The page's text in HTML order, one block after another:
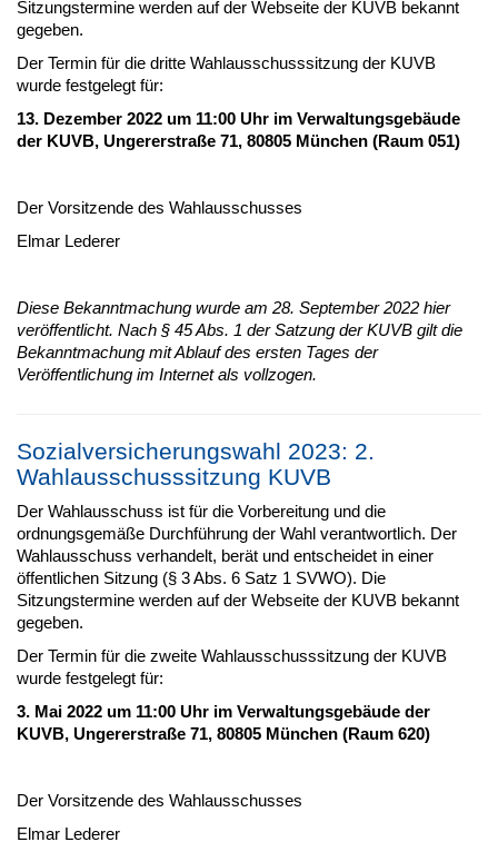
Sitzungstermine werden auf der Webseite der KUVB bekannt
gegeben.
Der Termin für die dritte Wahlausschusssitzung der KUVB
wurde festgelegt für:
13. Dezember 2022 um 11:00 Uhr im Verwaltungsgebäude
der KUVB, Ungererstraße 71, 80805 München (Raum 051)
Der Vorsitzende des Wahlausschusses
Elmar Lederer
Diese Bekanntmachung wurde am 28. September 2022 hier
veröffentlicht. Nach § 45 Abs. 1 der Satzung der KUVB gilt die
Bekanntmachung mit Ablauf des ersten Tages der
Veröffentlichung im Internet als vollzogen.
Sozialversicherungswahl 2023: 2.
Wahlausschusssitzung KUVB
Der Wahlausschuss ist für die Vorbereitung und die
ordnungsgemäße Durchführung der Wahl verantwortlich. Der
Wahlausschuss verhandelt, berät und entscheidet in einer
öffentlichen Sitzung (§ 3 Abs. 6 Satz 1 SVWO). Die
Sitzungstermine werden auf der Webseite der KUVB bekannt
gegeben.
Der Termin für die zweite Wahlausschusssitzung der KUVB
wurde festgelegt für:
3. Mai 2022 um 11:00 Uhr im Verwaltungsgebäude der
KUVB, Ungererstraße 71, 80805 München (Raum 620)
Der Vorsitzende des Wahlausschusses
Elmar Lederer